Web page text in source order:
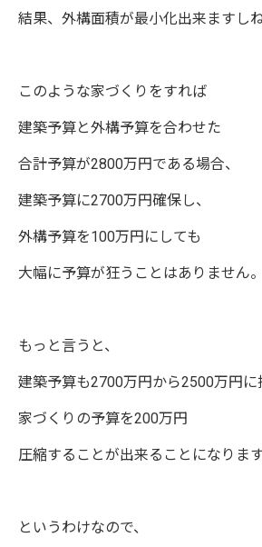
結果、外構面積が最小化出来ますしね
このような家づくりをすれば
建築予算と外構予算を合わせた
合計予算が2800万円である場合、
建築予算に2700万円確保し、
外構予算を100万円にしても
大幅に予算が狂うことはありません。
もっと言うと、
建築予算も2700万円から2500万円に
家づくりの予算を200万円
圧縮することが出来ることになります
というわけなので、